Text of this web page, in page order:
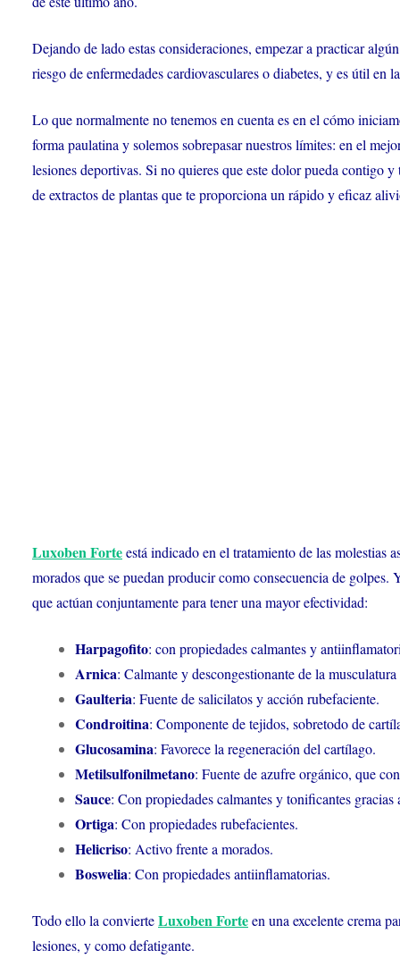
Dejando de lado estas consideraciones, empezar a practicar
riesgo de enfermedades cardiovasculares o diabetes, y es útil en
Lo que normalmente no tenemos en cuenta es en el cómo
forma paulatina y solemos sobrepasar nuestros límites: en el
lesiones deportivas. Si no quieres que este dolor pueda contigo
de extractos de plantas que te proporciona un rápido y eficaz
Luxoben Forteestá indicado en el tratamiento de las molestias
morados que se puedan producir como consecuencia de
que actúan conjuntamente para tener una mayor efectividad:
Harpagofito: con propiedades calmantes y
Arnica: Calmante y descongestionante de la
Gaulteria: Fuente de salicilatos y acción rubefaciente.
Condroitina: Componente de tejidos, sobretodo de
Glucosamina: Favorece la regeneración del cartílago.
Metilsulfonilmetano: Fuente de azufre orgánico, que
Sauce: Con propiedades calmantes y tonificantes
Ortiga: Con propiedades rubefacientes.
Helicriso: Activo frente a morados.
Boswelia: Con propiedades antiinflamatorias.
Todo ello la convierteLuxoben Forteen una excelente crema
lesiones, y como defatigante.